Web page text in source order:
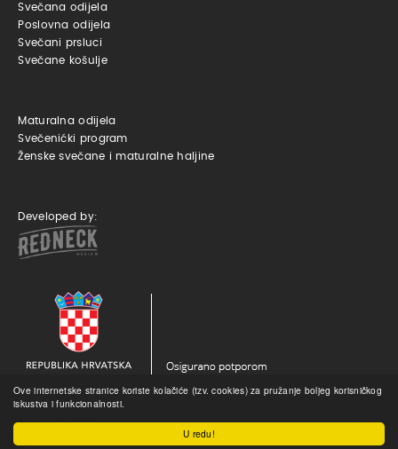
U redu!
Ove internetske stranice koriste kolačiće (tzv. cookies) za pružanje boljeg korisničkog
iskustva i funkcionalnosti.
Svečana odijela
Poslovna odijela
Svečani prsluci
Svečane košulje
Maturalna odijela
Svečenićki program
Ženske svečane i maturalne haljine
Developed by: